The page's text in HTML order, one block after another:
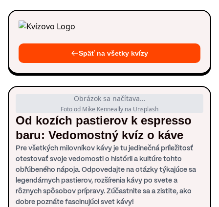
Späť na všetky kvízy
Obrázok sa načítava...
Foto od Mike Kenneally na Unsplash
Od kozích pastierov k espresso
baru: Vedomostný kvíz o káve
Pre všetkých milovníkov kávy je tu jedinečná príležitosť
otestovať svoje vedomosti o histórii a kultúre tohto
obľúbeného nápoja. Odpovedajte na otázky týkajúce sa
legendárnych pastierov, rozšírenia kávy po svete a
rôznych spôsobov prípravy. Zúčastnite sa a zistite, ako
dobre poznáte fascinujúci svet kávy!